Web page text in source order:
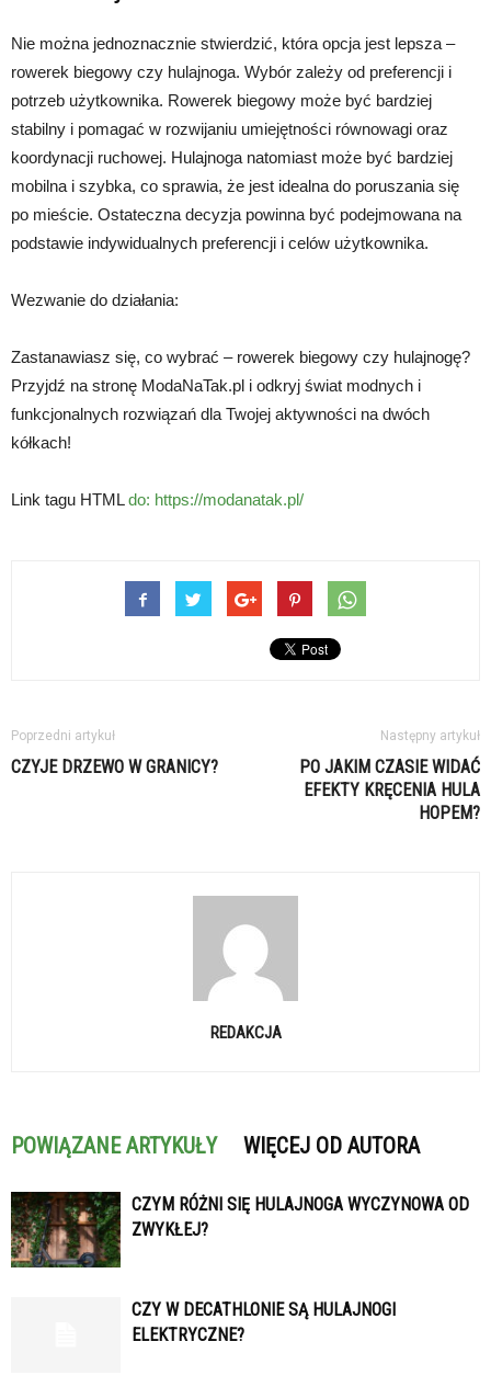
Nie można jednoznacznie stwierdzić, która opcja jest lepsza –
rowerek biegowy czy hulajnoga. Wybór zależy od preferencji i
potrzeb użytkownika. Rowerek biegowy może być bardziej
stabilny i pomagać w rozwijaniu umiejętności równowagi oraz
koordynacji ruchowej. Hulajnoga natomiast może być bardziej
mobilna i szybka, co sprawia, że jest idealna do poruszania się
po mieście. Ostateczna decyzja powinna być podejmowana na
podstawie indywidualnych preferencji i celów użytkownika.
Wezwanie do działania:
Zastanawiasz się, co wybrać – rowerek biegowy czy hulajnogę?
Przyjdź na stronę ModaNaTak.pl i odkryj świat modnych i
funkcjonalnych rozwiązań dla Twojej aktywności na dwóch
kółkach!
Link tagu HTMLdo: https://modanatak.pl/
Poprzedni artykuł
CZYJE DRZEWO W GRANICY?
Następny artykuł
PO JAKIM CZASIE WIDAĆ
EFEKTY KRĘCENIA HULA
HOPEM?
REDAKCJA
POWIĄZANE ARTYKUŁY WIĘCEJ OD AUTORA
CZYM RÓŻNI SIĘ HULAJNOGA WYCZYNOWA OD
ZWYKŁEJ?
CZY W DECATHLONIE SĄ HULAJNOGI
ELEKTRYCZNE?